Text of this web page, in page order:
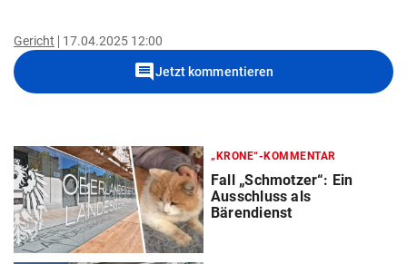
Gericht 17.04.2025 12:00
commentJetzt kommentieren
„KRONE“-KOMMENTAR
Fall „Schmotzer“: Ein
Ausschluss als
Bärendienst